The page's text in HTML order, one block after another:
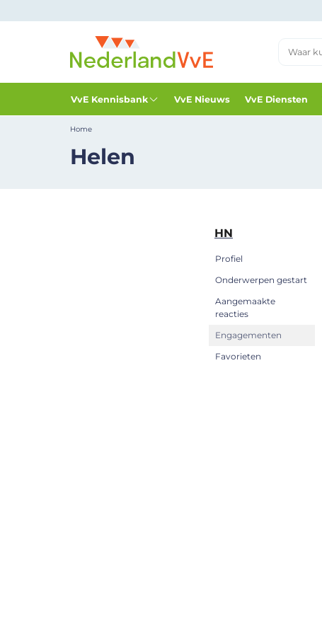
VvE Kennisbank VvE Nieuws VvE Diensten
Home
Helen
HN
Profiel
Onderwerpen gestart
Aangemaakte
reacties
Engagementen
Favorieten